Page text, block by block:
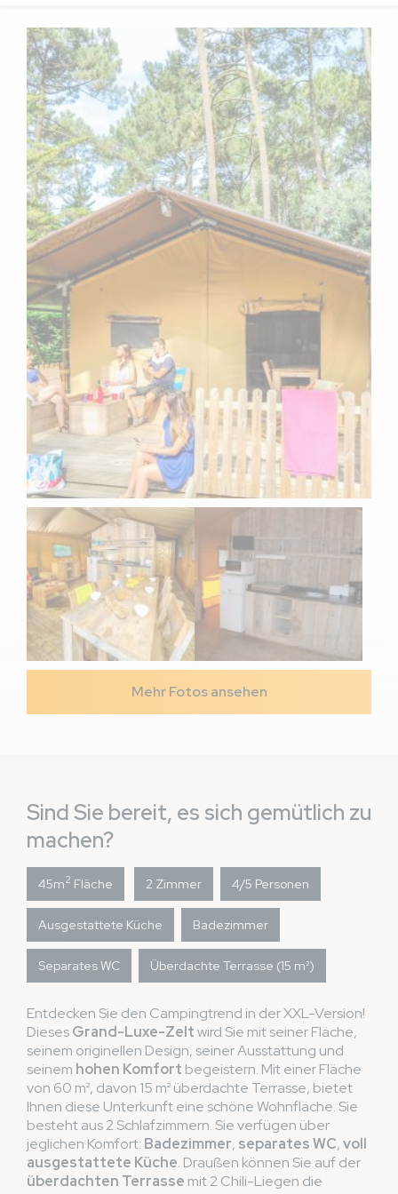
Mehr Fotos ansehen
Sind Sie bereit, es sich gemütlich zu
machen?
45m2 Fläche 2 Zimmer 4/5 Personen
Ausgestattete Küche Badezimmer
Separates WC Überdachte Terrasse (15 m²)
Entdecken Sie den Campingtrend in der XXL-Version!
DiesesGrand-Luxe-Zeltwird Sie mit seiner Fläche,
seinem originellen Design, seiner Ausstattung und
seinem hohen Komfort begeistern. Mit einer Fläche
von 60 m², davon 15 m² überdachte Terrasse, bietet
Ihnen diese Unterkunft eine schöne Wohnfläche. Sie
besteht aus 2 Schlafzimmern. Sie verfügen über
jeglichen Komfort: Badezimmer, separates WC,voll
ausgestattete Küche. Draußen können Sie auf der
überdachten Terrasse mit 2 Chili-Liegen die